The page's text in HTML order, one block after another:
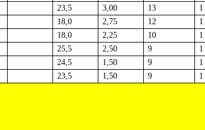
23,5 3,00 13 1
18,0 2,75 12 1
18,0 2,25 10 1
25,5 2,50 9 1
24,5 1,50 9 1
23,5 1,50 9 1